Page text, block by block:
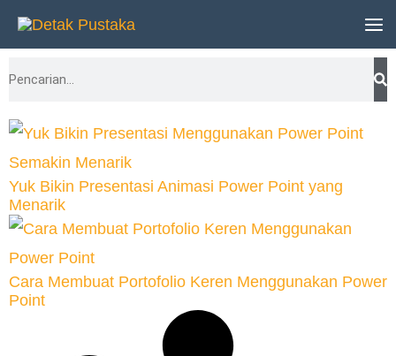
Lewati
konten
Search
Yuk Bikin Presentasi Animasi Power Point yang
Menarik
Cara Membuat Portofolio Keren Menggunakan Power
Point